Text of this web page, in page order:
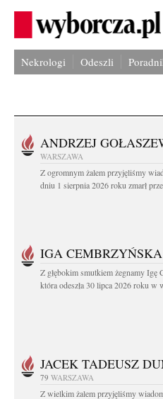
Nekrologi Odeszli
ANDRZEJ
WARSZAWA
Z ogromnym żalem przyjęliśmy
dniu 1 sierpnia 2026 roku zmarł
IGA CEMBRZYŃSKA
Z głębokim smutkiem żegnamy Igę
która odeszła 30 lipca 2026 roku w
JACEK TADEUSZ
79 WARSZAWA
Z wielkim żalem przyjęliśmy